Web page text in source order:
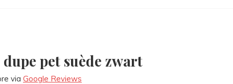
pet suède zwart
via Google Reviews